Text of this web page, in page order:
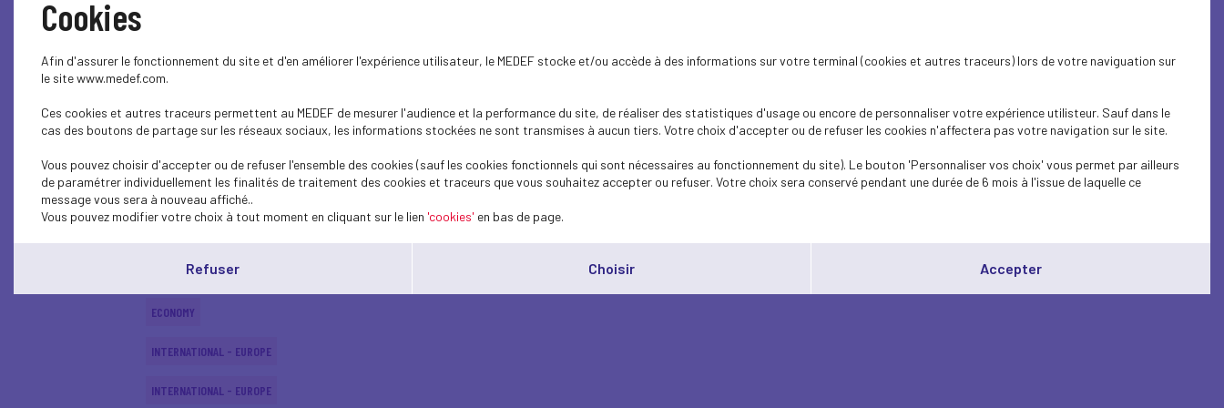
SUSTAINABLE DEVELOPMENT
SOCIAL
INTERNATIONAL - EUROPE
ECONOMY
ECONOMY
INTERNATIONAL - EUROPE
INTERNATIONAL - EUROPE
Cookies
Afin d'assurer le fonctionnement du site et d'en améliorer l'expérience utilisateur, le MEDEF stocke et/ou accède à des informations sur votre terminal (cookies et autres traceurs) lors de votre naviguation sur
le site www.medef.com.
Ces cookies et autres traceurs permettent au MEDEF de mesurer l'audience et la performance du site, de réaliser des statistiques d'usage ou encore de personnaliser votre expérience utilisteur. Sauf dans le
cas des boutons de partage sur les réseaux sociaux, les informations stockées ne sont transmises à aucun tiers. Votre choix d'accepter ou de refuser les cookies n'affectera pas votre navigation sur le site.
Vous pouvez choisir d'accepter ou de refuser l'ensemble des cookies (sauf les cookies fonctionnels qui sont nécessaires au fonctionnement du site). Le bouton 'Personnaliser vos choix' vous permet par ailleurs
de paramétrer individuellement les finalités de traitement des cookies et traceurs que vous souhaitez accepter ou refuser. Votre choix sera conservé pendant une durée de 6 mois à l'issue de laquelle ce
message vous sera à nouveau affiché..
Vous pouvez modifier votre choix à tout moment en cliquant sur le lien 'cookies' en bas de page.
Refuser Choisir Accepter